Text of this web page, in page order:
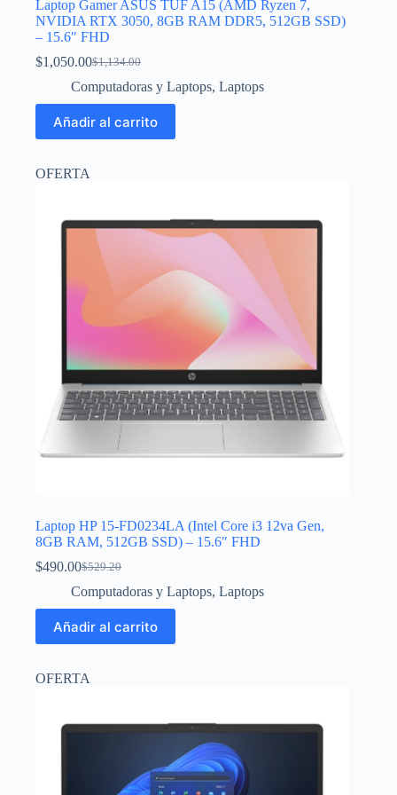
Laptop Gamer ASUS TUF A15 (AMD Ryzen 7,
NVIDIA RTX 3050, 8GB RAM DDR5, 512GB SSD)
– 15.6″ FHD
$1,134.00
El
precio
original
era:
$1,134.00.
$1,050.00El
precio
actual
es:
$1,050.00.
Computadoras y Laptops, Laptops
Añadir al carrito
OFERTA
Laptop HP 15-FD0234LA (Intel Core i3 12va Gen,
8GB RAM, 512GB SSD) – 15.6″ FHD
$529.20
El
precio
original
era:
$529.20.
$490.00El
precio
actual
es:
$490.00.
Computadoras y Laptops, Laptops
Añadir al carrito
OFERTA